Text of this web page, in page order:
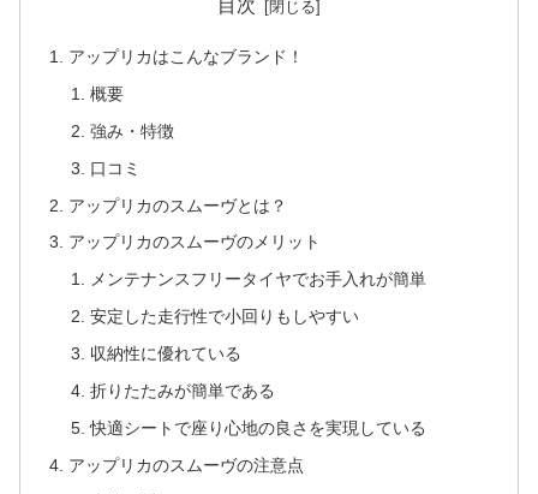
目次
アップリカはこんなブランド！
概要
強み・特徴
口コミ
アップリカのスムーヴとは？
アップリカのスムーヴのメリット
メンテナンスフリータイヤでお手入れが簡単
安定した走行性で小回りもしやすい
収納性に優れている
折りたたみが簡単である
快適シートで座り心地の良さを実現している
アップリカのスムーヴの注意点